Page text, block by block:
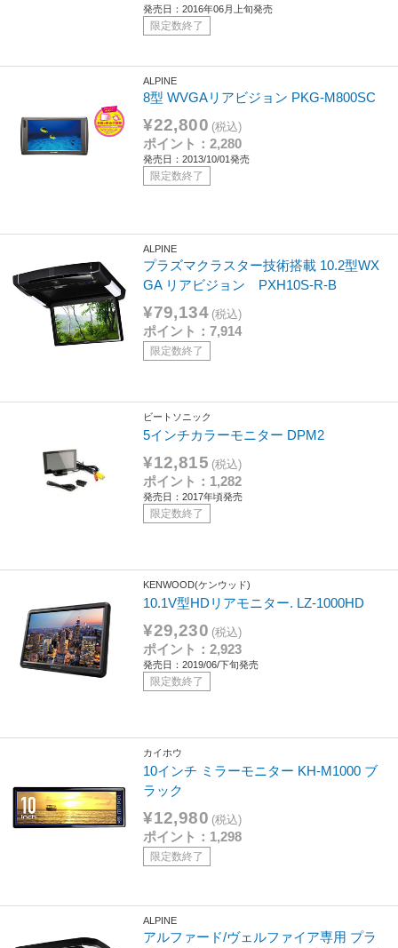
発売日：2016年06月上旬発売
限定数終了
ALPINE
8型 WVGAリアビジョン PKG-M800SC
¥22,800 (税込)
ポイント：2,280
発売日：2013/10/01発売
限定数終了
ALPINE
プラズマクラスター技術搭載 10.2型WX
GA リアビジョン PXH10S-R-B
¥79,134 (税込)
ポイント：7,914
限定数終了
ビートソニック
5インチカラーモニター DPM2
¥12,815 (税込)
ポイント：1,282
発売日：2017年頃発売
限定数終了
KENWOOD(ケンウッド)
10.1V型HDリアモニター. LZ-1000HD
¥29,230 (税込)
ポイント：2,923
発売日：2019/06/下旬発売
限定数終了
カイホウ
10インチ ミラーモニター KH-M1000 ブ
ラック
¥12,980 (税込)
ポイント：1,298
限定数終了
ALPINE
アルファード/ヴェルファイア専用 プラ